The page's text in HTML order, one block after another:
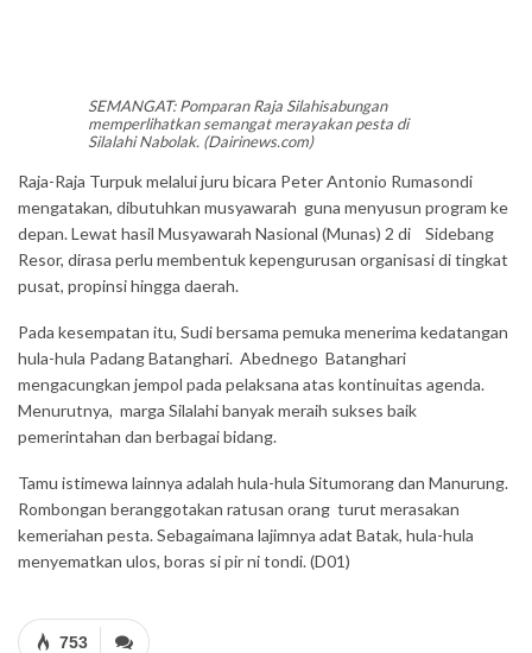
SEMANGAT: Pomparan Raja Silahisabungan
memperlihatkan semangat merayakan pesta di
Silalahi Nabolak. (Dairinews.com)
Raja-Raja Turpuk melalui juru bicara Peter Antonio Rumasondi
mengatakan, dibutuhkan musyawarah guna menyusun program ke
depan. Lewat hasil Musyawarah Nasional (Munas) 2 di Sidebang
Resor, dirasa perlu membentuk kepengurusan organisasi di tingkat
pusat, propinsi hingga daerah.
Pada kesempatan itu, Sudi bersama pemuka menerima kedatangan
hula-hula Padang Batanghari. Abednego Batanghari
mengacungkan jempol pada pelaksana atas kontinuitas agenda.
Menurutnya, marga Silalahi banyak meraih sukses baik
pemerintahan dan berbagai bidang.
Tamu istimewa lainnya adalah hula-hula Situmorang dan Manurung.
Rombongan beranggotakan ratusan orang turut merasakan
kemeriahan pesta. Sebagaimana lajimnya adat Batak, hula-hula
menyematkan ulos, boras si pir ni tondi. (D01)
753